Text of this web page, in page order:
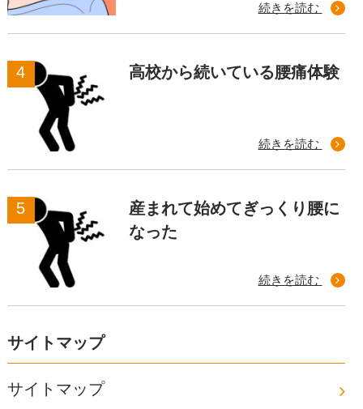
続きを読む
高校から続いている腰痛体験
続きを読む
産まれて始めてぎっくり腰に
なった
続きを読む
サイトマップ
サイトマップ